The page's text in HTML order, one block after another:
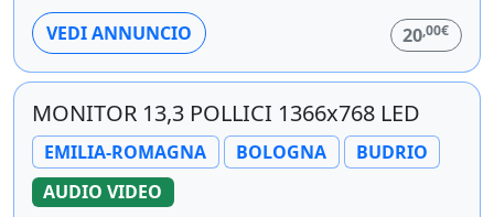
VEDI ANNUNCIO 20,00€
MONITOR 13,3 POLLICI 1366x768 LED
EMILIA-ROMAGNA BOLOGNA
BUDRIO
AUDIO VIDEO